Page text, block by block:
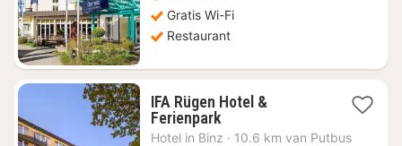
Gratis Wi-Fi
Restaurant
IFA Rügen Hotel &
Ferienpark1
nacht
Hotel in Binz · 10.6 km van Putbus